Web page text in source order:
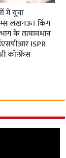
में युवा
लखनऊ। किंग
के तत्वावधान
ISPR
कॉन्फ्रेंस